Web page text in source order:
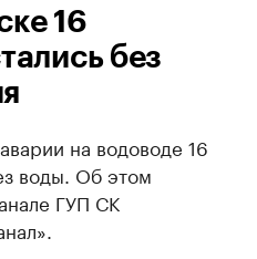
16
без
на водоводе 16
воды. Об этом
ГУП СК